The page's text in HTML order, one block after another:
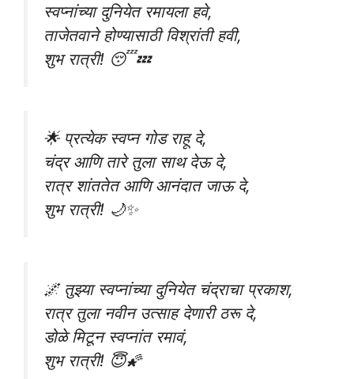
स्वप्नांच्या दुनियेत रमायला हवे,
ताजेतवाने होण्यासाठी विश्रांती हवी,
शुभ रात्री! 😴💤
🌟 प्रत्येक स्वप्न गोड राहू दे,
चंद्र आणि तारे तुला साथ देऊ दे,
रात्र शांततेत आणि आनंदात जाऊ दे,
शुभ रात्री! 🌙✨
🌌 तुझ्या स्वप्नांच्या दुनियेत चंद्राचा प्रकाश,
रात्र तुला नवीन उत्साह देणारी ठरू दे,
डोळे मिटून स्वप्नांत रमावं,
शुभ रात्री! 😇🌠